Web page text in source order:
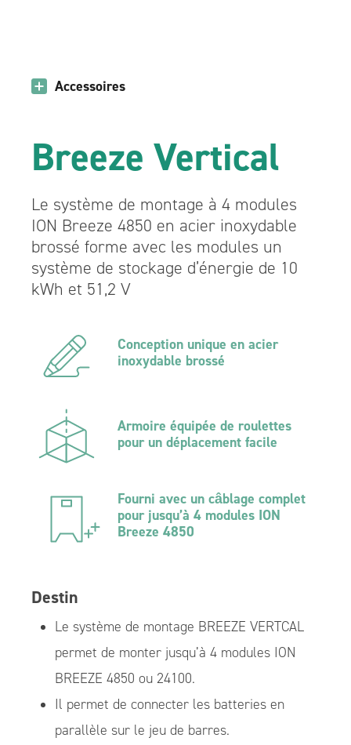
Accessoires
Breeze Vertical
Le système de montage à 4 modules
ION Breeze 4850 en acier inoxydable
brossé forme avec les modules un
système de stockage d’énergie de 10
kWh et 51,2 V
Conception unique en acier
inoxydable brossé
Armoire équipée de roulettes
pour un déplacement facile
Fourni avec un câblage complet
pour jusqu’à 4 modules ION
Breeze 4850
Destin
Le système de montage BREEZE VERTCAL
permet de monter jusqu’à 4 modules ION
BREEZE 4850 ou 24100.
Il permet de connecter les batteries en
parallèle sur le jeu de barres.